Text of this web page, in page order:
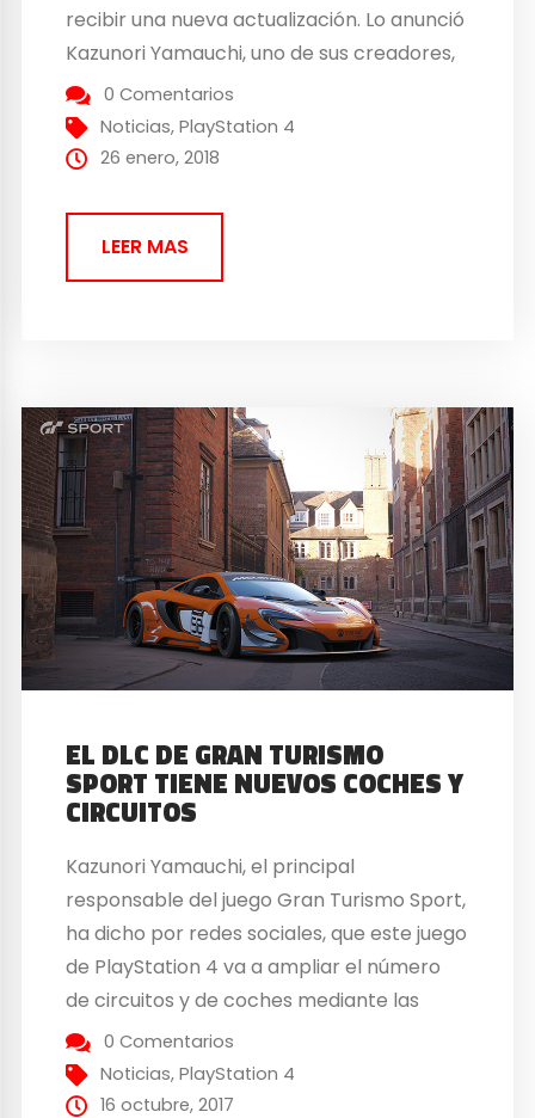
recibir una nueva actualización. Lo anunció
Kazunori Yamauchi, uno de sus creadores,
que publicaba un tweet con las siluetas de
los coches. Los fans comenzaron a
especular de qué coches se trataba.
デートが来ます。#GTSport #GTSports
pic.twitter.com/yECPLYNp3m...
0 Comentarios
Noticias,PlayStation 4
26 enero, 2018
LEER MAS
EL DLC DE GRAN TURISMO
SPORT TIENE NUEVOS COCHES Y
CIRCUITOS
Kazunori Yamauchi, el principal
responsable del juego Gran Turismo Sport,
ha dicho por redes sociales, que este juego
de PlayStation 4 va a ampliar el número
de circuitos y de coches mediante las
descargas adicionales. Aunque esto vaya a
ser así no se ha concretado si estos DLC
van a llegar de forma gratuita o...
0 Comentarios
Noticias,PlayStation 4
16 octubre, 2017